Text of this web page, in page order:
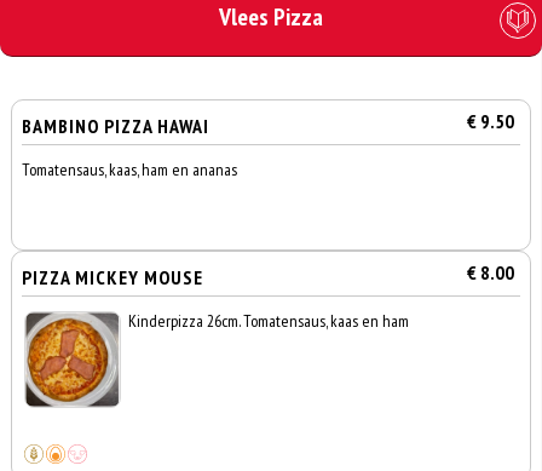
Vlees Pizza
BAMBINO PIZZA HAWAI € 9.50
Tomatensaus, kaas, ham en ananas
PIZZA MICKEY MOUSE € 8.00
Kinderpizza 26cm. Tomatensaus, kaas en ham